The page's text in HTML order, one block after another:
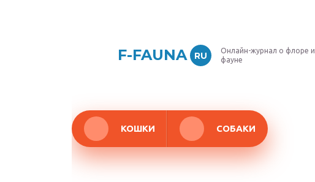
F-FAUNA RU
Онлайн-журнал о флоре и
фауне
КОШКИ СОБАКИ